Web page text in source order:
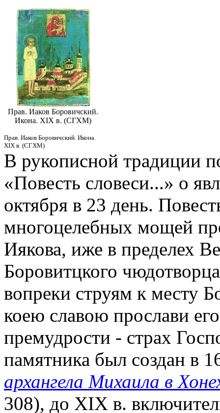
Прав. Иаков Боровичский.
Икона. XIX в. (СГХМ)
Прав. Иаков Боровичский. Икона.
XIX в. (СГХМ)
В рукописной традиции
«Повесть словеси...» о
октября в 23 день.
многоцелебных мощей
Иякова, иже в пределех
Боровитцкого
вопреки струям к месту
коею славою прослави
премудрости - страх
памятника был создан в
архангела Михаила в
308), до XIX в.